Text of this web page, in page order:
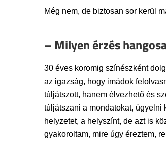
Még nem, de biztosan sor kerül
– Milyen érzés
30 éves koromig színészként
az igazság, hogy imádok
túljátszott, hanem élvezhető és
túljátszani a mondatokat, ügyelni
helyzetet, a helyszínt, de azt is
gyakoroltam, mire úgy éreztem,